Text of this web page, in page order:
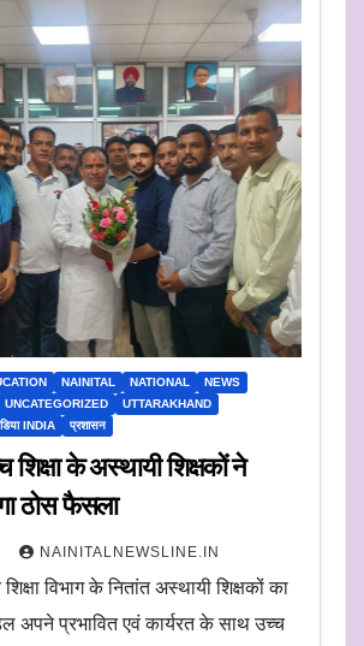
NAINITAL NATIONAL
NEWS
UNCATEGORIZED
UTTARAKHAND
INDIA प्रशासन
शिक्षा के अस्थायी शिक्षकों ने
ठोस फैसला
NAINITALNEWSLINE.IN
विभाग के नितांत अस्थायी शिक्षकों का
अपने प्रभावित एवं कार्यरत के साथ उच्च